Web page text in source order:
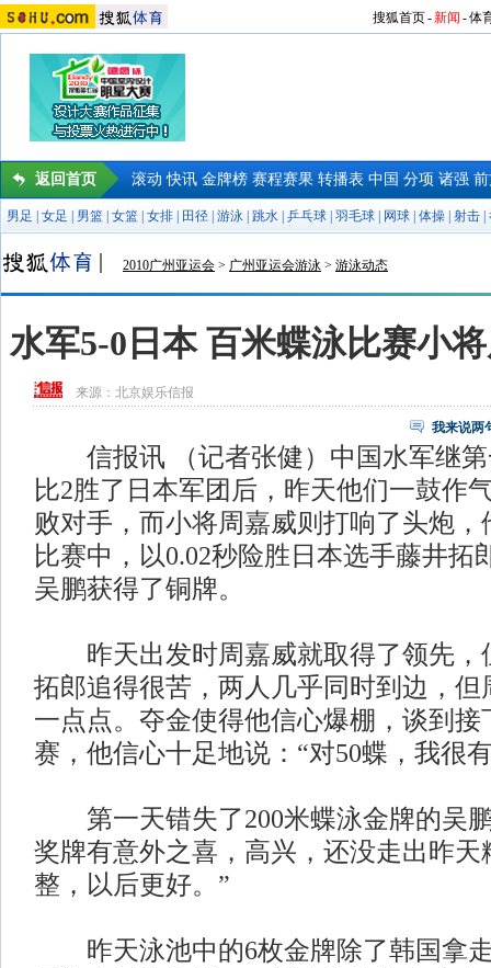
搜狐首页-新闻 -体
返回首页 滚动 快讯 金牌榜 赛程赛果 转播表 中国 分项 诸强
男足 女足 男篮 女篮 女排 田径 游泳 跳水 乒乓球 羽毛球 网球 体操 射击
2010广州亚运会 > 广州亚运会游泳 > 游泳动态
水军5-0日本 百米蝶泳比赛小
来源： 北京娱乐信报
我来说两
信报讯 （记者张健）中国水军继第
比2胜了日本军团后，昨天他们一鼓作
败对手，而小将周嘉威则打响了头炮，
比赛中，以0.02秒险胜日本选手藤井拓
吴鹏获得了铜牌。
昨天出发时周嘉威就取得了领先，
拓郎追得很苦，两人几乎同时到边，但
一点点。夺金使得他信心爆棚，谈到接
赛，他信心十足地说：“对50蝶，我很
第一天错失了200米蝶泳金牌的吴鹏
奖牌有意外之喜，高兴，还没走出昨天
整，以后更好。”
昨天泳池中的6枚金牌除了韩国拿